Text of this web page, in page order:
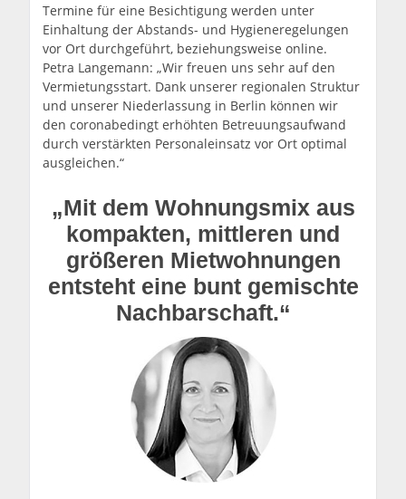
Termine für eine Besichtigung werden unter
Einhaltung der Abstands- und Hygieneregelungen
vor Ort durchgeführt, beziehungsweise online.
Petra Langemann: „Wir freuen uns sehr auf den
Vermietungsstart. Dank unserer regionalen Struktur
und unserer Niederlassung in Berlin können wir
den coronabedingt erhöhten Betreuungsaufwand
durch verstärkten Personaleinsatz vor Ort optimal
ausgleichen.“
„Mit dem Wohnungsmix aus
kompakten, mittleren und
größeren Mietwohnungen
entsteht eine bunt gemischte
Nachbarschaft.“